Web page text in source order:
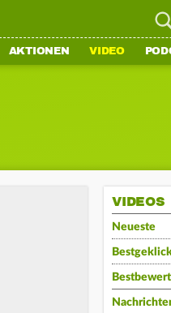
AKTIONEN VIDEO
VIDEOS
Neueste